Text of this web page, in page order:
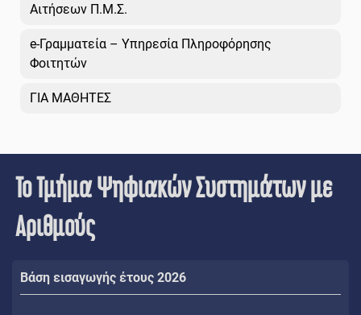
Αιτήσεων Π.Μ.Σ.
e-Γραμματεία – Υπηρεσία Πληροφόρησης
Φοιτητών
ΓΙΑ ΜΑΘΗΤΕΣ
Το Τμήμα Ψηφιακών Συστημάτων με
Αριθμούς
Βάση εισαγωγής έτους 2026